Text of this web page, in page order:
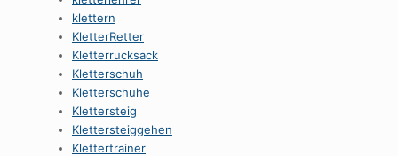
klettern
KletterRetter
Kletterrucksack
Kletterschuh
Kletterschuhe
Klettersteig
Klettersteiggehen
Klettertrainer